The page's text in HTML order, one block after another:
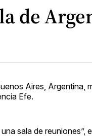
de
Aires, Argentina,
Efe.
sala de